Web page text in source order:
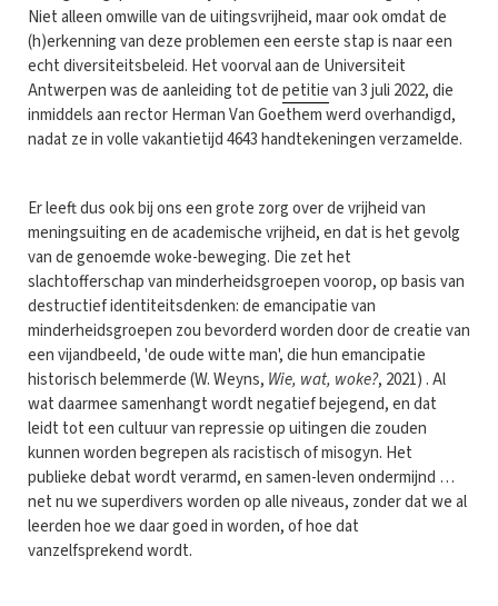
Niet alleen omwille van de uitingsvrijheid, maar ook omdat de
(h)erkenning van deze problemen een eerste stap is naar een
echt diversiteitsbeleid. Het voorval aan de Universiteit
Antwerpen was de aanleiding tot depetitievan 3 juli 2022, die
inmiddels aan rector Herman Van Goethem werd overhandigd,
nadat ze in volle vakantietijd 4643 handtekeningen verzamelde.
Er leeft dus ook bij ons een grote zorg over de vrijheid van
meningsuiting en de academische vrijheid, en dat is het gevolg
van de genoemde woke-beweging. Die zet het
slachtofferschap van minderheidsgroepen voorop, op basis van
destructief identiteitsdenken: de emancipatie van
minderheidsgroepen zou bevorderd worden door de creatie van
een vijandbeeld, 'de oude witte man', die hun emancipatie
historisch belemmerde (W. Weyns, Wie, wat, woke?, 2021) . Al
wat daarmee samenhangt wordt negatief bejegend, en dat
leidt tot een cultuur van repressie op uitingen die zouden
kunnen worden begrepen als racistisch of misogyn. Het
publieke debat wordt verarmd, en samen-leven ondermijnd …
net nu we superdivers worden op alle niveaus, zonder dat we al
leerden hoe we daar goed in worden, of hoe dat
vanzelfsprekend wordt.